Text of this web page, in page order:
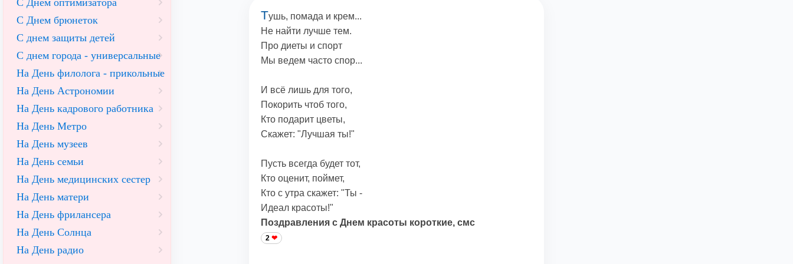
Тушь, помада и крем...
Не найти лучше тем.
Про диеты и спорт
Мы ведем часто спор...
И всё лишь для того,
Покорить чтоб того,
Кто подарит цветы,
Скажет: "Лучшая ты!"
Пусть всегда будет тот,
Кто оценит, поймет,
Кто с утра скажет: "Ты -
Идеал красоты!"
Поздравления с Днем красоты короткие, смс
2
С Днем оптимизатора
С Днем брюнеток
С днем защиты детей
С днем города - универсальные
На День филолога - прикольные
На День Астрономии
На День кадрового работника
На День Метро
На День музеев
На День семьи
На День медицинских сестер
На День матери
На День фрилансера
На День Солнца
На День радио